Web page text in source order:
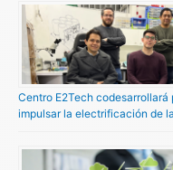
Centro E2Tech
impulsar la electrificación de